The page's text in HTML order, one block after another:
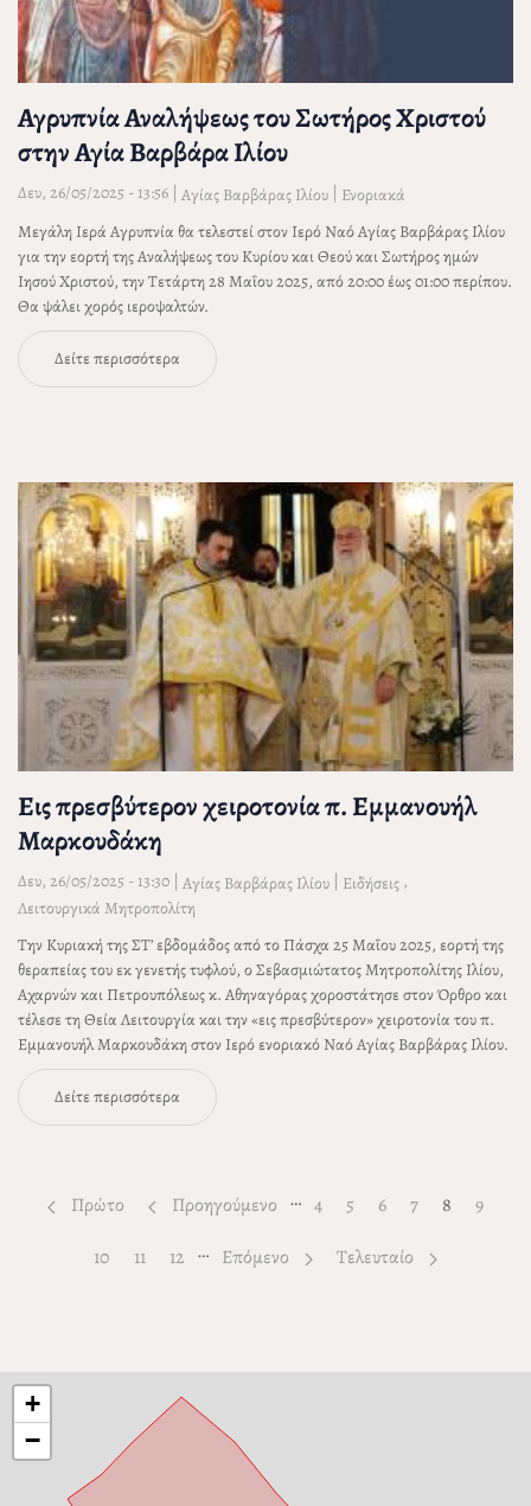
Αγρυπνία Αναλήψεως του Σωτήρος Χριστού
στην Αγία Βαρβάρα Ιλίου
Δευ, 26/05/2025 - 13:56 Αγίας Βαρβάρας Ιλίου
Ενοριακά
Μεγάλη Ιερά Αγρυπνία θα τελεστεί στον Ιερό Ναό Αγίας Βαρβάρας Ιλίου
για την εορτή της Αναλήψεως του Κυρίου και Θεού και Σωτήρος ημών
Ιησού Χριστού, την Τετάρτη 28 Μαΐου 2025, από 20:00 έως 01:00 περίπου.
Θα ψάλει χορός ιεροψαλτών.
Δείτε περισσότερα
Εις πρεσβύτερον χειροτονία π. Εμμανουήλ
Μαρκουδάκη
Δευ, 26/05/2025 - 13:30 Αγίας Βαρβάρας Ιλίου Ειδήσεις ,
Λειτουργικά Μητροπολίτη
Την Κυριακή της ΣΤ’ εβδομάδος από το Πάσχα 25 Μαΐου 2025, εορτή της
θεραπείας του εκ γενετής τυφλού, ο Σεβασμιώτατος Μητροπολίτης Ιλίου,
Αχαρνών και Πετρουπόλεως κ. Αθηναγόρας χοροστάτησε στον Όρθρο και
τέλεσε τη Θεία Λειτουργία και την «εις πρεσβύτερον» χειροτονία του π.
Εμμανουήλ Μαρκουδάκη στον Ιερό ενοριακό Ναό Αγίας Βαρβάρας Ιλίου.
Δείτε περισσότερα
Πρώτο Προηγούμενο … Page
4 Page
5 Page
6 Page
7 8 Page
9
Page
10 Page
11 Page
12 … Επόμενο Τελευταίο
+
−